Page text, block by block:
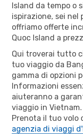
Island da tempo o
ispirazione, sei nel
offriamo offerte
Quoc Island a
Qui troverai tutto
tuo viaggio da
gamma di opzioni
Informazioni
aiuteranno a
viaggio in
Prenota il tuo volo
agenzia di viaggi